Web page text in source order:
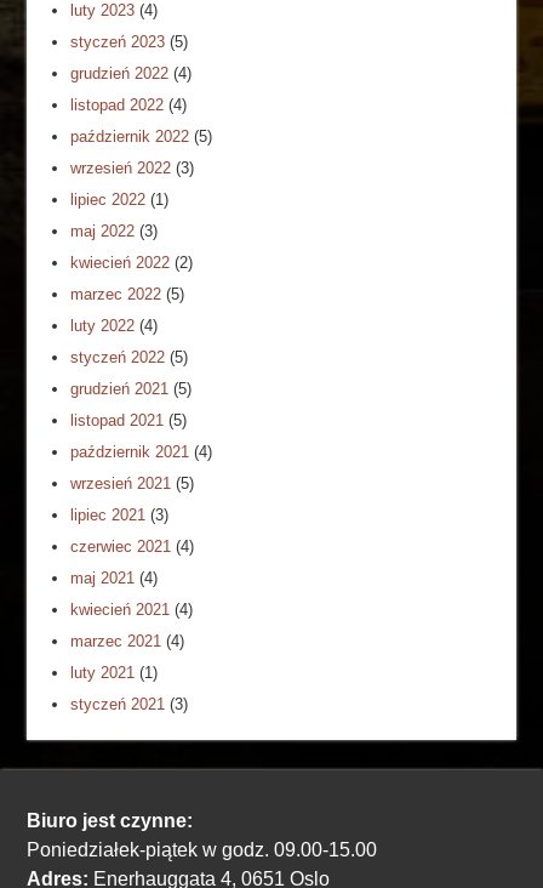
luty 2023 (4)
styczeń 2023 (5)
grudzień 2022 (4)
listopad 2022 (4)
październik 2022 (5)
wrzesień 2022 (3)
lipiec 2022 (1)
maj 2022 (3)
kwiecień 2022 (2)
marzec 2022 (5)
luty 2022 (4)
styczeń 2022 (5)
grudzień 2021 (5)
listopad 2021 (5)
październik 2021 (4)
wrzesień 2021 (5)
lipiec 2021 (3)
czerwiec 2021 (4)
maj 2021 (4)
kwiecień 2021 (4)
marzec 2021 (4)
luty 2021 (1)
styczeń 2021 (3)
Biuro jest czynne:
Poniedziałek-piątek w godz. 09.00-15.00
Adres: Enerhauggata 4, 0651 Oslo